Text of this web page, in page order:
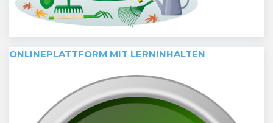
ONLINEPLATTFORM MIT LERNINHALTEN